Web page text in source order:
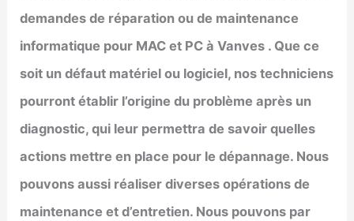
demandes de réparation ou de maintenance
informatique pour MAC et PC àVanves . Que ce
soit un défaut matériel ou logiciel, nos techniciens
pourront établir l’origine du problème après un
diagnostic, qui leur permettra de savoir quelles
actions mettre en place pour le dépannage. Nous
pouvons aussi réaliser diverses opérations de
maintenance et d’entretien. Nous pouvons par